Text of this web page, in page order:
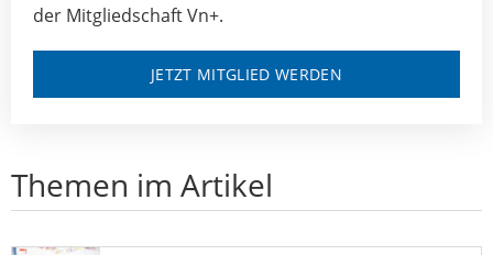
der Mitgliedschaft Vn+.
JETZT MITGLIED WERDEN
Themen im Artikel